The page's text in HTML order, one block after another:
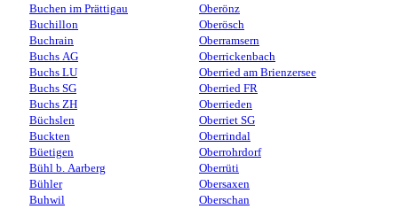
Buchen im Prättigau
Buchillon
Buchrain
Buchs AG
Buchs LU
Buchs SG
Buchs ZH
Büchslen
Buckten
Büetigen
Bühl b. Aarberg
Bühler
Buhwil
Oberönz
Oberösch
Oberramsern
Oberrickenbach
Oberried am Brienzersee
Oberried FR
Oberrieden
Oberriet SG
Oberrindal
Oberrohrdorf
Oberrüti
Obersaxen
Oberschan